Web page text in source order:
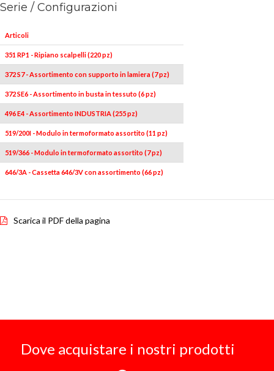
Serie / Configurazioni
Articoli
351 RP1 - Ripiano scalpelli (220 pz)
372 S7 - Assortimento con supporto in lamiera (7 pz)
372 SE6 - Assortimento in busta in tessuto (6 pz)
496 E4 - Assortimento INDUSTRIA (255 pz)
519/200I - Modulo in termoformato assortito (11 pz)
519/366 - Modulo in termoformato assortito (7 pz)
646/3A - Cassetta 646/3V con assortimento (66 pz)
Scarica il PDF della pagina
Dove acquistare i nostri prodotti